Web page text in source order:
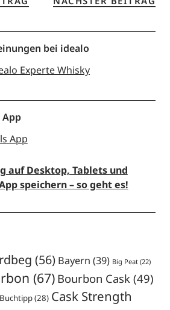
bei idealo
auf Desktop, Tablets und
speichern – so geht es!
(56) Bayern (39) Big Peat(22)
(67) Bourbon Cask(49)
Buchtipp(28) Cask Strength